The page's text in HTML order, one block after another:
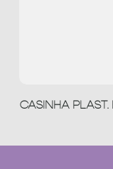
CASINHA